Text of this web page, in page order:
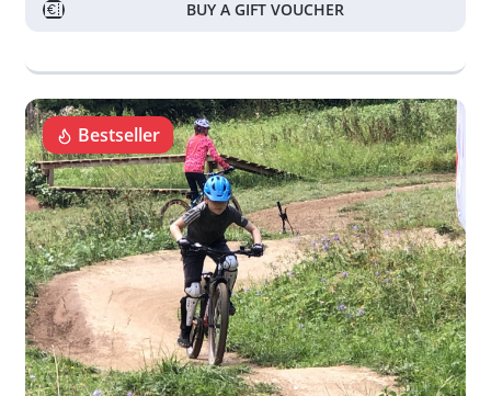
BUY A GIFT VOUCHER
Bestseller